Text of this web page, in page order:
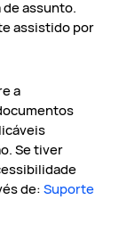
de assunto.
assistido por
a
Se tiver
de:Suporte